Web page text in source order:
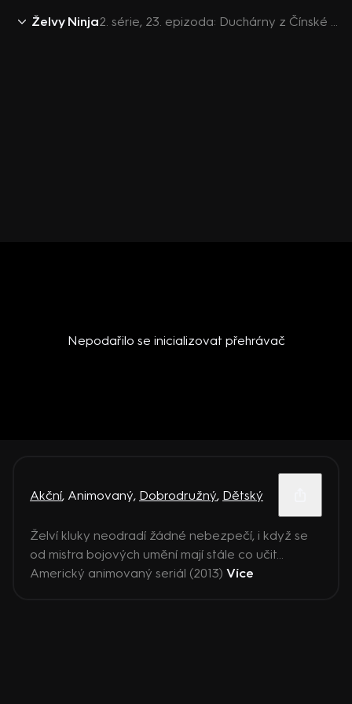
Želvy Ninja 2. série, 23. epizoda: Duchárny z Čínské čtvrti
Nepodařilo se inicializovat přehrávač
Akční, Animovaný, Dobrodružný, Dětský
Želví kluky neodradí žádné nebezpečí, i když se
od mistra bojových umění mají stále co učit...
Americký animovaný seriál (2013) Více